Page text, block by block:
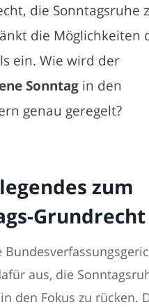
die Sonntagsruhe
die Möglichkeiten
ein. Wie wird der
Sonntag in den
genau geregelt?
zum
Grundrecht
aus, die
den Fokus zu rücken.